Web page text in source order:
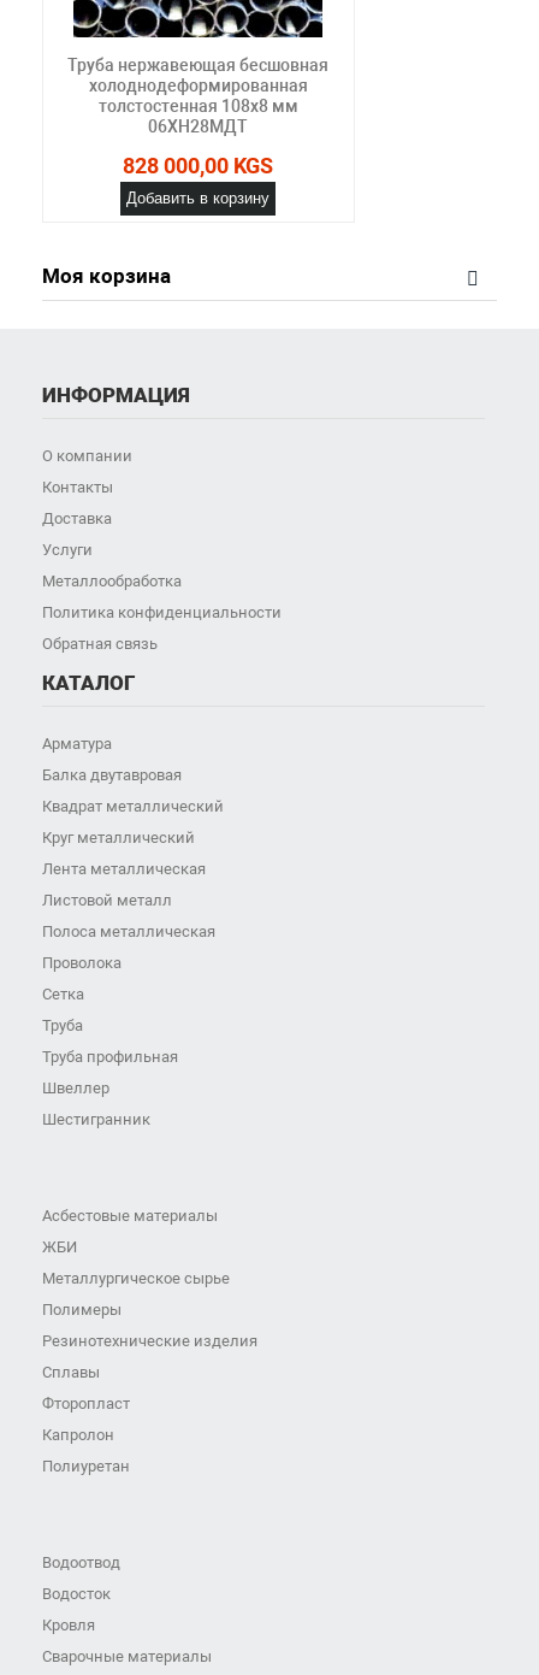
Труба нержавеющая бесшовная
холоднодеформированная
толстостенная 108х8 мм
06ХН28МДТ
828 000,00 KGS
Добавить в корзину
Моя корзина
ИНФОРМАЦИЯ
О компании
Контакты
Доставка
Услуги
Металлообработка
Политика конфиденциальности
Обратная связь
КАТАЛОГ
Арматура
Балка двутавровая
Квадрат металлический
Круг металлический
Лента металлическая
Листовой металл
Полоса металлическая
Проволока
Сетка
Труба
Труба профильная
Швеллер
Шестигранник
Асбестовые материалы
ЖБИ
Металлургическое сырье
Полимеры
Резинотехнические изделия
Сплавы
Фторопласт
Капролон
Полиуретан
Водоотвод
Водосток
Кровля
Сварочные материалы